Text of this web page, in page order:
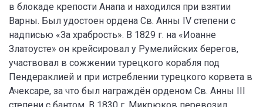
в блокаде крепости Анапа и находился при взятии
Варны. Был удостоен ордена Св. Анны IV степени с
надписью «За храбрость». В 1829 г. на «Иоанне
Златоусте» он крейсировал у Румелийских берегов,
участвовал в сожжении турецкого корабля под
Пендераклией и при истреблении турецкого корвета в
Ачексаре, за что был награждён орденом Св. Анны III